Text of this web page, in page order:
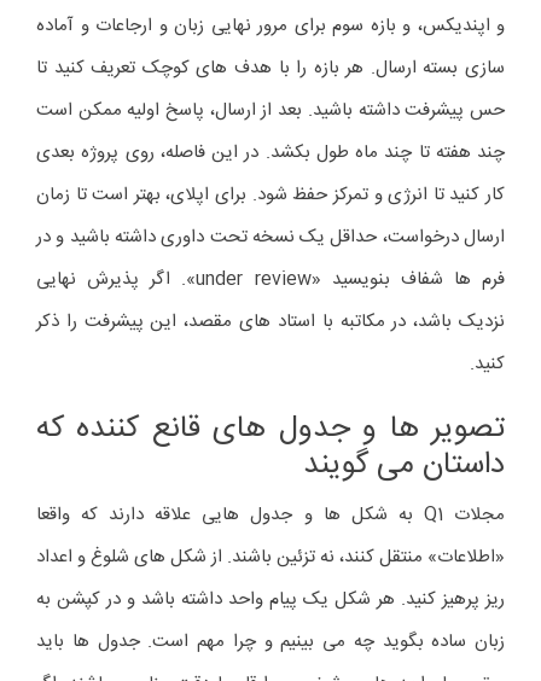
و اپندیکس، و بازه سوم برای مرور نهایی زبان و ارجاعات و آماده
سازی بسته ارسال. هر بازه را با هدف های کوچک تعریف کنید تا
حس پیشرفت داشته باشید. بعد از ارسال، پاسخ اولیه ممکن است
چند هفته تا چند ماه طول بکشد. در این فاصله، روی پروژه بعدی
کار کنید تا انرژی و تمرکز حفظ شود. برای اپلای، بهتر است تا زمان
ارسال درخواست، حداقل یک نسخه تحت داوری داشته باشید و در
فرم ها شفاف بنویسید «under review». اگر پذیرش نهایی
نزدیک باشد، در مکاتبه با استاد های مقصد، این پیشرفت را ذکر
کنید.
تصویر ها و جدول های قانع کننده که
داستان می گویند
مجلات Q1 به شکل ها و جدول هایی علاقه دارند که واقعا
«اطلاعات» منتقل کنند، نه تزئین باشند. از شکل های شلوغ و اعداد
ریز پرهیز کنید. هر شکل یک پیام واحد داشته باشد و در کپشن به
زبان ساده بگوید چه می بینیم و چرا مهم است. جدول ها باید